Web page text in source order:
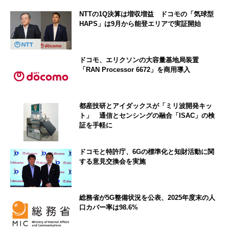
NTTの1Q決算は増収増益 ドコモの「気球型
HAPS」は9月から能登エリアで実証開始
ドコモ、エリクソンの大容量基地局装置
「RAN Processor 6672」を商用導入
都産技研とアイダックスが「ミリ波開発キッ
ト」 通信とセンシングの融合「ISAC」の検
証を手軽に
ドコモと特許庁、6Gの標準化と知財活動に関
する意見交換会を実施
総務省が5G整備状況を公表、2025年度末の人
口カバー率は98.6%